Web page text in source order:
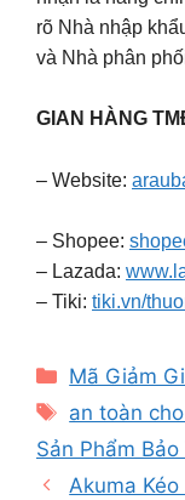
rõ Nhà nhập
và Nhà phân
GIAN HÀNG
– Website:
– Shopee:
– Lazada:
– Tiki: tiki.vn/
Categories
Mã Giảm
Tags
an toàn
Sản Phẩm Bảo
Akuma